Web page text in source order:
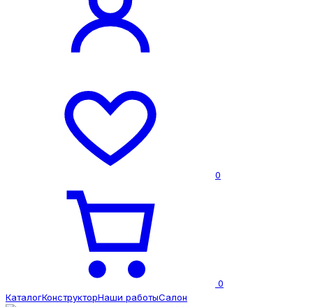
0
0
КаталогКонструкторНаши работыСалон